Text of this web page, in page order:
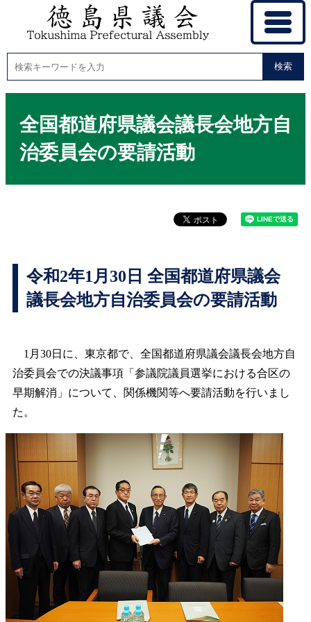
検索
全国都道府県議会議長会地方自
治委員会の要請活動
令和2年1月30日 全国都道府県議会
議長会地方自治委員会の要請活動
1月30日に、東京都で、全国都道府県議会議長会地方自
治委員会での決議事項「参議院議員選挙における合区の
早期解消」について、関係機関等へ要請活動を行いまし
た。